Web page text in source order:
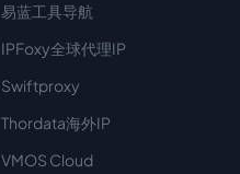
易蓝工具导航
IPFoxy全球代理IP
Swiftproxy
Thordata海外IP
VMOS Cloud